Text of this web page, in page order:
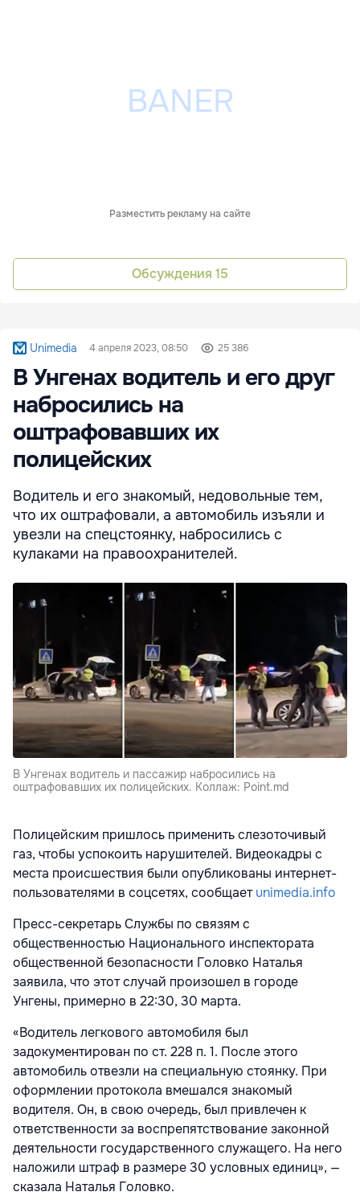
Разместить рекламу на сайте
Обсуждения 15
Unimedia 4 апреля 2023, 08:50 25 386
В Унгенах водитель и его друг
набросились на
оштрафовавших их
полицейских
Водитель и его знакомый, недовольные тем,
что их оштрафовали, а автомобиль изъяли и
увезли на спецстоянку, набросились с
кулаками на правоохранителей.
В Унгенах водитель и пассажир набросились на
оштрафовавших их полицейских. Коллаж: Point.md
Полицейским пришлось применить слезоточивый
газ, чтобы успокоить нарушителей. Видеокадры с
места происшествия были опубликованы интернет-
пользователями в соцсетях, сообщаетunimedia.info
Пресс-секретарь Службы по связям с
общественностью Национального инспектората
общественной безопасности Головко Наталья
заявила, что этот случай произошел в городе
Унгены, примерно в 22:30, 30 марта.
«Водитель легкового автомобиля был
задокументирован по ст. 228 п. 1. После этого
автомобиль отвезли на специальную стоянку. При
оформлении протокола вмешался знакомый
водителя. Он, в свою очередь, был привлечен к
ответственности за воспрепятствование законной
деятельности государственного служащего. На него
наложили штраф в размере 30 условных единиц», —
сказала Наталья Головко.